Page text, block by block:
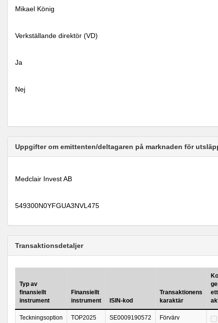
Mikael König
Verkställande direktör (VD)
Ja
Nej
Uppgifter om emittenten/deltagaren på marknaden för
Medclair Invest AB
549300N0YFGUA3NVL475
Transaktionsdetaljer
Typ av
finansiellt
instrument
Finansiellt
instrument
ISIN-kod
Transaktionens
karaktär
ett
Teckningsoption TOP2025 SE0009190572 Förvärv